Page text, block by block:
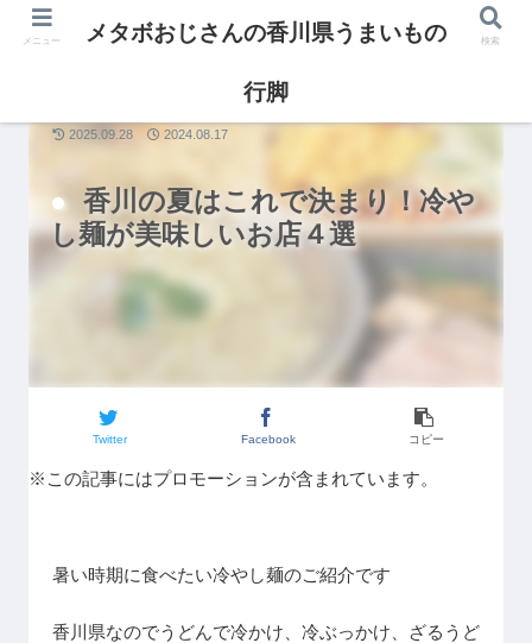
香川の夏はこれで決まり！冷や
し麺が美味しいお店４選
Twitter Facebook コピー
2025.09.28 2024.08.17
※この記事にはプロモーションが含まれています。
暑い時期に食べたい冷やし麺のご紹介です
香川県なのでうどんで冷かけ、冷ぶっかけ、ざるうど
メニュー メタボおじさんの香川県うまいもの
行脚
検索